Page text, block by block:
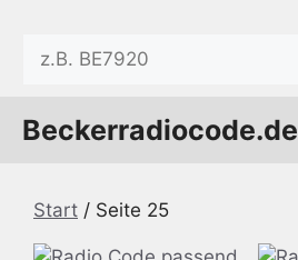
springen
Beckerradiocode.de
Start / Seite 25